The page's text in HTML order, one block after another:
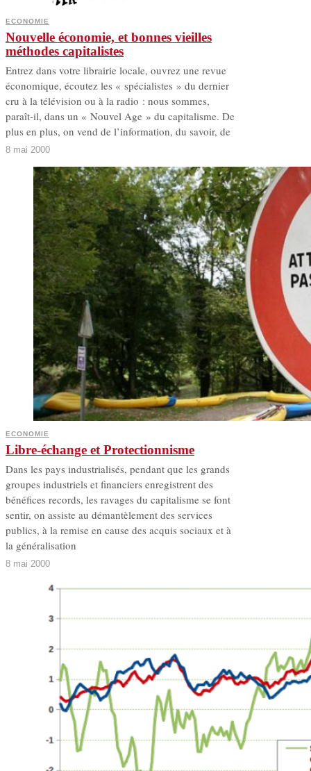
ECONOMIE
Nouvelle économie, et bonnes vieilles
méthodes capitalistes
Entrez dans votre librairie locale, ouvrez une revue
économique, écoutez les « spécialistes » du dernier
cru à la télévision ou à la radio : nous sommes,
paraît-il, dans un « Nouvel Age » du capitalisme. De
plus en plus, on vend de l’information, du savoir, de
8 mai 2000
ECONOMIE
Libre-échange et Protectionnisme
Dans les pays industrialisés, pendant que les grands
groupes industriels et financiers enregistrent des
bénéfices records, les ravages du capitalisme se font
sentir, on assiste au démantèlement des services
publics, à la remise en cause des acquis sociaux et à
la généralisation
8 mai 2000